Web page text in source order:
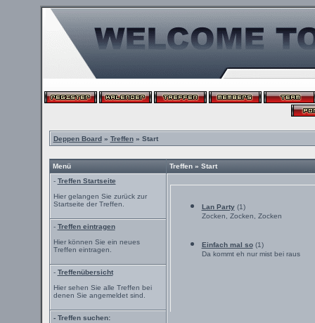
Deppen Board» Treffen» Start
Menü
Treffen » Start
- Treffen Startseite
Hier gelangen Sie zurück zur
Startseite der Treffen.
Lan Party(1)
Zocken, Zocken, Zocken
Einfach mal so(1)
Da kommt eh nur mist bei raus
- Treffen eintragen
Hier können Sie ein neues
Treffen eintragen.
- Treffenübersicht
Hier sehen Sie alle Treffen bei
denen Sie angemeldet sind.
- Treffen suchen: